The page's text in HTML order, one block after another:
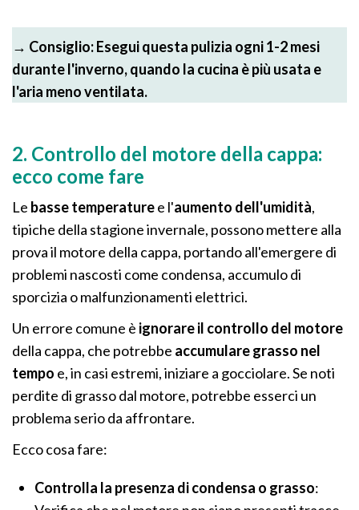
→ Consiglio: Esegui questa pulizia ogni 1-2 mesi
durante l'inverno, quando la cucina è più usata e
l'aria meno ventilata​.
2. Controllo del motore della cappa:
ecco come fare
Le basse temperaturee l'aumento dell'umidità,
tipiche della stagione invernale, possono mettere alla
prova il motore della cappa, portando all'emergere di
problemi nascosti come condensa, accumulo di
sporcizia o malfunzionamenti elettrici.
Un errore comune è ignorare il controllo del motore
della cappa, che potrebbe accumulare grasso nel
tempo e, in casi estremi, iniziare a gocciolare. Se noti
perdite di grasso dal motore, potrebbe esserci un
problema serio da affrontare.
Ecco cosa fare:
Controlla la presenza di condensa o grasso: